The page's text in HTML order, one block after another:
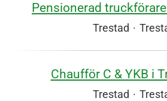
Pensionerad
Trestad ·
Chaufför C & YKB i
Trestad ·